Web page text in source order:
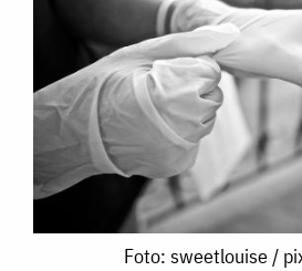
Foto: sweetlouise /